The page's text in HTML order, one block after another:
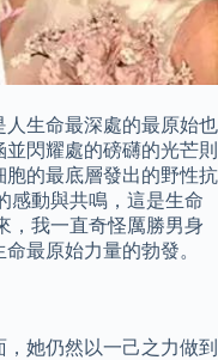
生命最深處的最原始也
閃耀處的磅礴的光芒則
的最底層發出的野性抗
感動與共鳴，這是生命
，我一直奇怪厲勝男身
最原始力量的勃發。
她仍然以一己之力做到